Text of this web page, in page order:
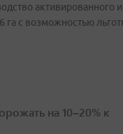
активированного и
га с возможностью
на 10–20% к